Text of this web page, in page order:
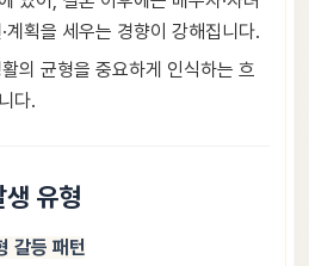
계획을 세우는 경향이 강해집니다.
의 균형을 중요하게 인식하는 흐
다.
유형
갈등 패턴